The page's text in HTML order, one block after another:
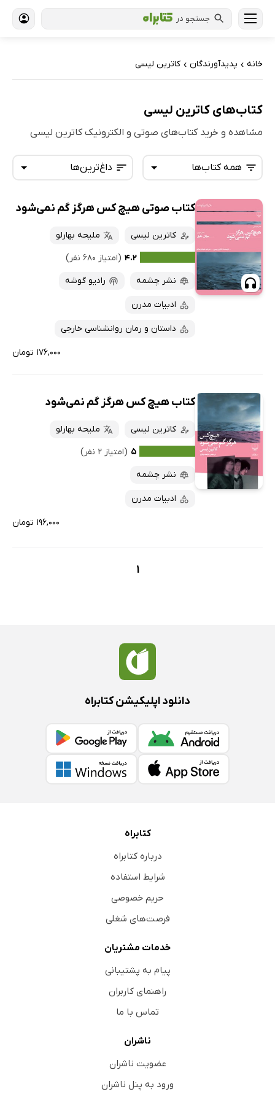
جستجو در
خانه › پدیدآورندگان › کاترین لیسی
کتاب‌های کاترین لیسی
مشاهده و خرید کتاب‌های صوتی و الکترونیک کاترین لیسی
داغ‌ترین‌ها
تازه‌ها
داغ‌ترین‌ها
پرفروش‌ها
پربحث‌ها
همه کتاب‌ها
همه کتاب‌ها
کتاب‌های صوتی
کتاب‌های متنی
کتاب صوتی هیچ کس هرگز گم نمی‌شود
کاترین لیسی
ملیحه بهارلو
۴.۲ (امتیاز ۶۸۰ نفر)
نشر چشمه
رادیو گوشه
ادبیات مدرن
داستان و رمان روانشناسی خارجی
۱۷۶,۰۰۰ تومان
کتاب هیچ کس هرگز گم نمی‌شود
کاترین لیسی
ملیحه بهارلو
۵ (امتیاز ۲ نفر)
نشر چشمه
ادبیات مدرن
۱۹۶,۰۰۰ تومان
1
دانلود اپلیکیشن کتابراه
کتابراه
درباره کتابراه
شرایط استفاده
حریم خصوصی
فرصت‌های شغلی
خدمات مشتریان
پیام به پشتیبانی
راهنمای کاربران
تماس با ما
ناشران
عضویت ناشران
ورود به پنل ناشران